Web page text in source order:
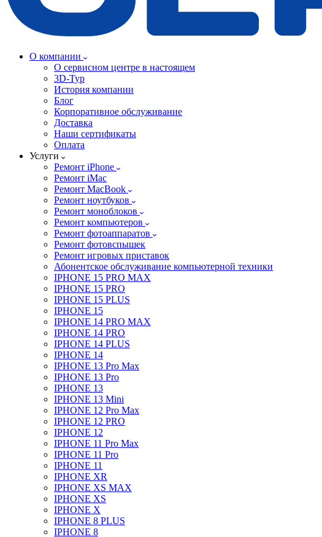
О компании
О сервисном центре в настоящем
3D-Тур
История компании
Блог
Корпоративное обслуживание
Доставка
Наши сертификаты
Оплата
Услуги
Ремонт iPhone
Ремонт iMac
Ремонт MacBook
Ремонт ноутбуков
Ремонт моноблоков
Ремонт компьютеров
Ремонт фотоаппаратов
Ремонт фотовспышек
Ремонт игровых приставок
Абонентское обслуживание компьютерной техники
IPHONE 15 PRO MAX
IPHONE 15 PRO
IPHONE 15 PLUS
IPHONE 15
IPHONE 14 PRO MAX
IPHONE 14 PRO
IPHONE 14 PLUS
IPHONE 14
IPHONE 13 Pro Max
IPHONE 13 Pro
IPHONE 13
IPHONE 13 Mini
IPHONE 12 Pro Max
IPHONE 12 PRO
IPHONE 12
IPHONE 11 Pro Max
IPHONE 11 Pro
IPHONE 11
IPHONE XR
IPHONE XS MAX
IPHONE XS
IPHONE X
IPHONE 8 PLUS
IPHONE 8